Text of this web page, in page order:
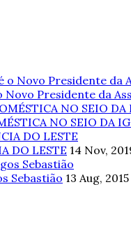
Novo Presidente da
NO SEIO DA
DO LESTE 14 Nov,
Sebastião 13 Aug, 2015